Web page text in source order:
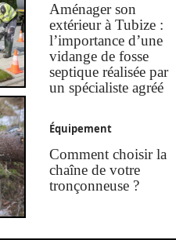
Aménager son
extérieur à Tubize :
l’importance d’une
vidange de fosse
septique réalisée par
un spécialiste agréé
Équipement
Comment choisir la
chaîne de votre
tronçonneuse ?